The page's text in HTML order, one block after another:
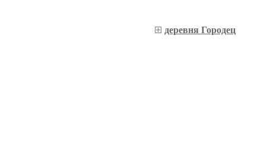
деревня Городец